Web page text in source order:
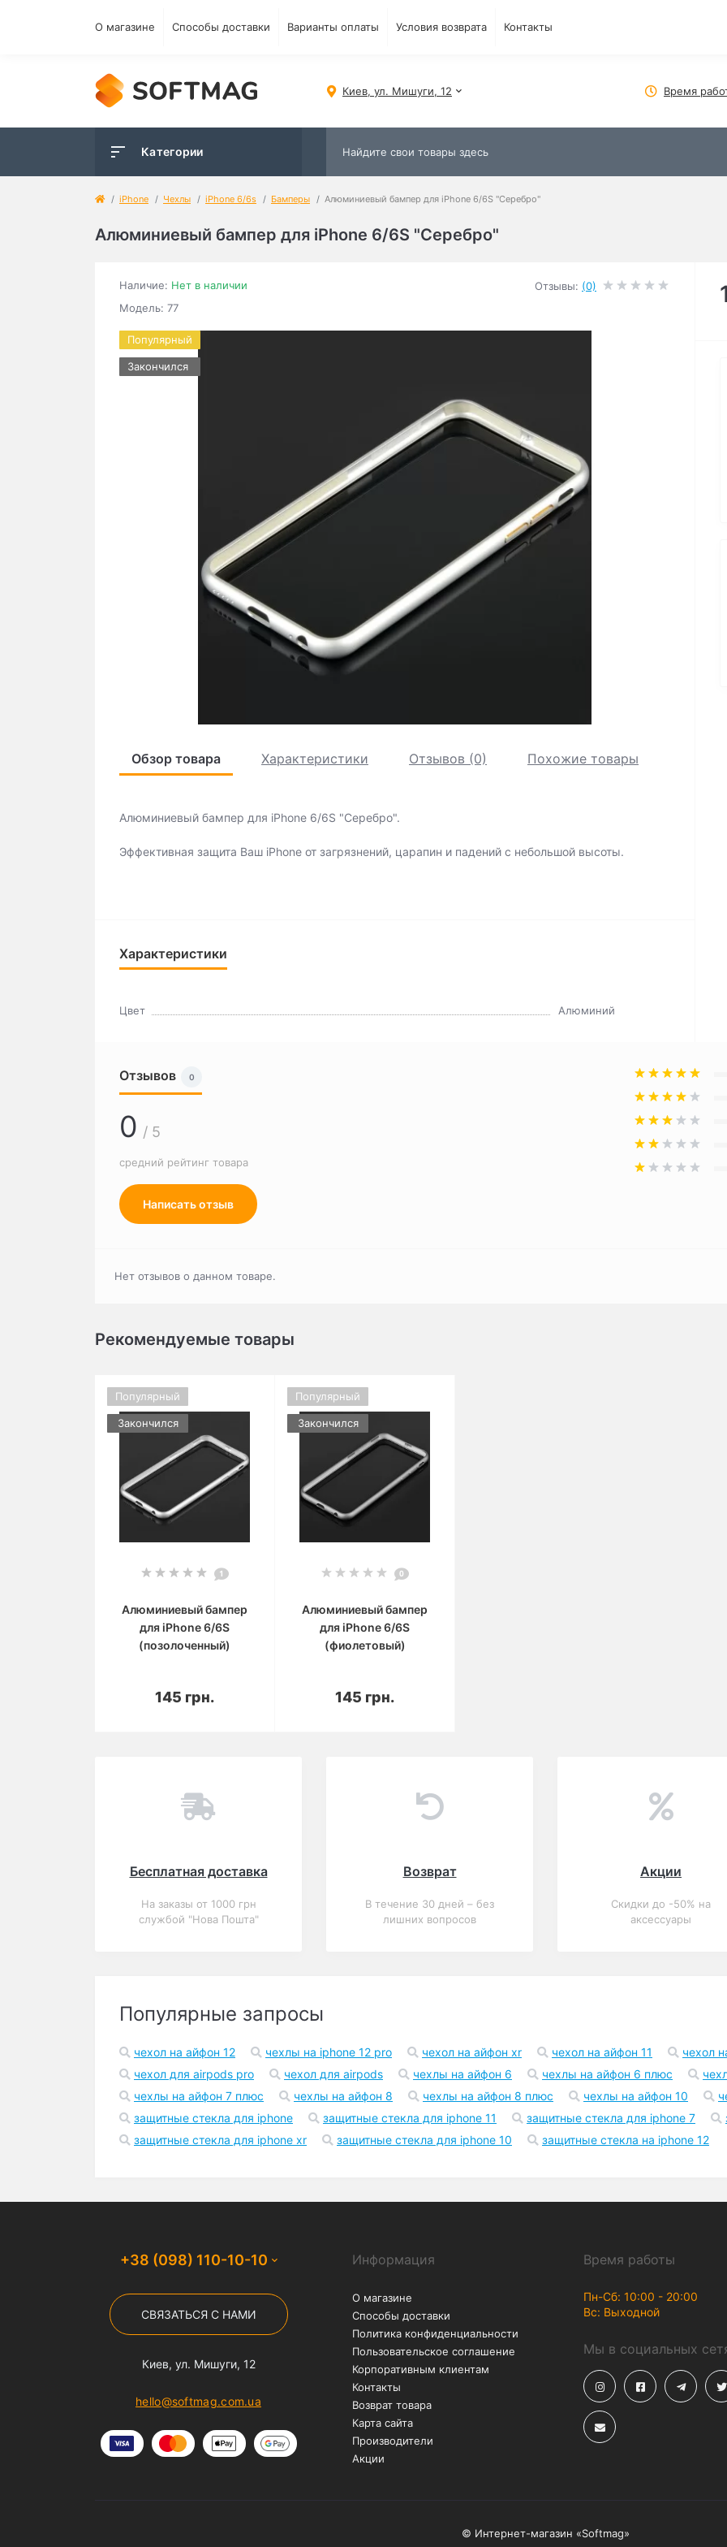
О магазине Способы доставки Варианты оплаты Условия возврата Контакты
Киев, ул. Мишуги, 12 Время
Категории
iPhone Чехлы iPhone 6/6s Бамперы Алюминиевый бампер для iPhone 6/6S "Серебро"
Алюминиевый бампер для iPhone 6/6S "Серебро"
Наличие: Нет в наличии
Модель: 77
Отзывы: (0)
Популярный
Закончился
Обзор товара Характеристики Отзывов (0) Похожие товары
Алюминиевый бампер для iPhone 6/6S "Серебро".
Эффективная защита Ваш iPhone от загрязнений, царапин и падений с небольшой высоты.
Характеристики
Цвет Алюминий
Отзывов 0
0 / 5
средний рейтинг товара
Написать отзыв
Нет отзывов о данном товаре.
Рекомендуемые товары
Популярный
Закончился
1
Алюминиевый бампер
для iPhone 6/6S
(позолоченный)
145 грн.
Популярный
Закончился
0
Алюминиевый бампер
для iPhone 6/6S
(фиолетовый)
145 грн.
Алюминиевый бампер
145 грн.
Популярные запросы
чехол на айфон 12 чехлы на iphone 12 pro чехол на айфон xr
чехол для airpods чехлы на айфон 6 плюс
чехлы на айфон 7 плюс
чехлы на айфон 8 чехлы на айфон 8 плюс чехлы на айфон 10
защитные стекла для iphone
защитные стекла для iphone 11 защитные стекла для iphone 7
защитные стекла для iphone xr
защитные стекла для iphone 10